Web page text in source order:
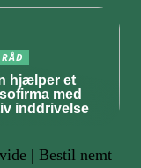
hjælper et
med
inddrivelse
| Bestil nemt